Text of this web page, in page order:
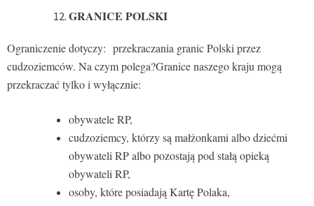
GRANICE POLSKI
Ograniczenie dotyczy: przekraczania granic Polski przez
cudzoziemców. Na czym polega?Granice naszego kraju mogą
przekraczać tylko i wyłącznie:
obywatele RP,
cudzoziemcy, którzy są małżonkami albo dziećmi
obywateli RP albo pozostają pod stałą opieką
obywateli RP,
osoby, które posiadają Kartę Polaka,